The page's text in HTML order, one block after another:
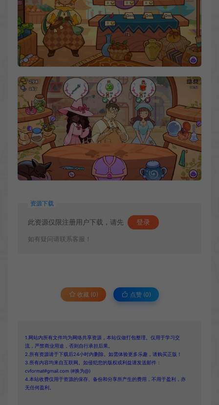
资源下载
此资源仅限注册用户下载，请先 登录
如有疑问请联系客服！
收藏 (0) 点赞 (0)
1.网站内所有文件均为网络共享资源，本站仅做打包整理。仅用于学习交
流，严禁商业用途，否则自行承担后果。
2.所有资源请于下载后24小时内删除。如需体验更多乐趣，请购买正版！
3.所有内容均来自互联网。如侵犯您的版权或利益请发送邮件：
cvformat#gmail.com (#换为@)
4.本站收费仅用于资源的保存、备份和分享所产生的费用，不用于盈利，亦
无任何盈利。